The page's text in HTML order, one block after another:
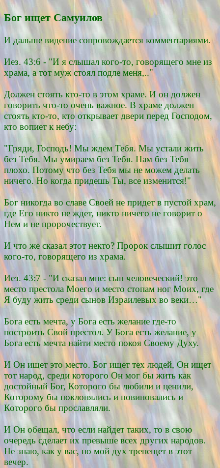
Бог ищет Самуилов
И дальше видение сопровождается комментариями.
Иез. 43:6 - "И я слышал кого-то, говорящего мне из
храма, а тот муж стоял подле меня,.."
Должен стоять кто-то в этом храме. И он должен
говорить что-то очень важное. В храме должен
стоять кто-то, кто открывает двери перед Господом,
кто вопиет к небу:
"Гряди, Господь! Мы ждем Тебя. Мы устали жить
без Тебя. Мы умираем без Тебя. Нам без Тебя
плохо. Потому что без Тебя мы не можем делать
ничего. Но когда придешь Ты, все изменится!"
Бог никогда во славе Своей не придет в пустой храм,
где Его никто не ждет, никто ничего не говорит о
Нем и не пророчествует.
И что же сказал этот некто? Пророк слышит голос
кого-то, говорящего из храма.
Иез. 43:7 - "И сказал мне: сын человеческий! это
место престола Моего и место стопам ног Моих, где
Я буду жить среди сынов Израилевых во веки…"
Бога есть мечта, у Бога есть желание где-то
построить Свой престол. У Бога есть желание, у
Бога есть мечта найти место покоя Своему Духу.
И Он ищет это место. Бог ищет тех людей, Он ищет
тот народ, среди которого Он мог бы жить как
достойный Бог, Которого бы любили и ценили,
Которому бы поклонялись и повиновались и
Которого бы прославляли.
И Он обещал, что если найдет таких, то в свою
очередь сделает их превыше всех других народов.
Не знаю, как у вас, но мой дух трепещет в этот
вечер.